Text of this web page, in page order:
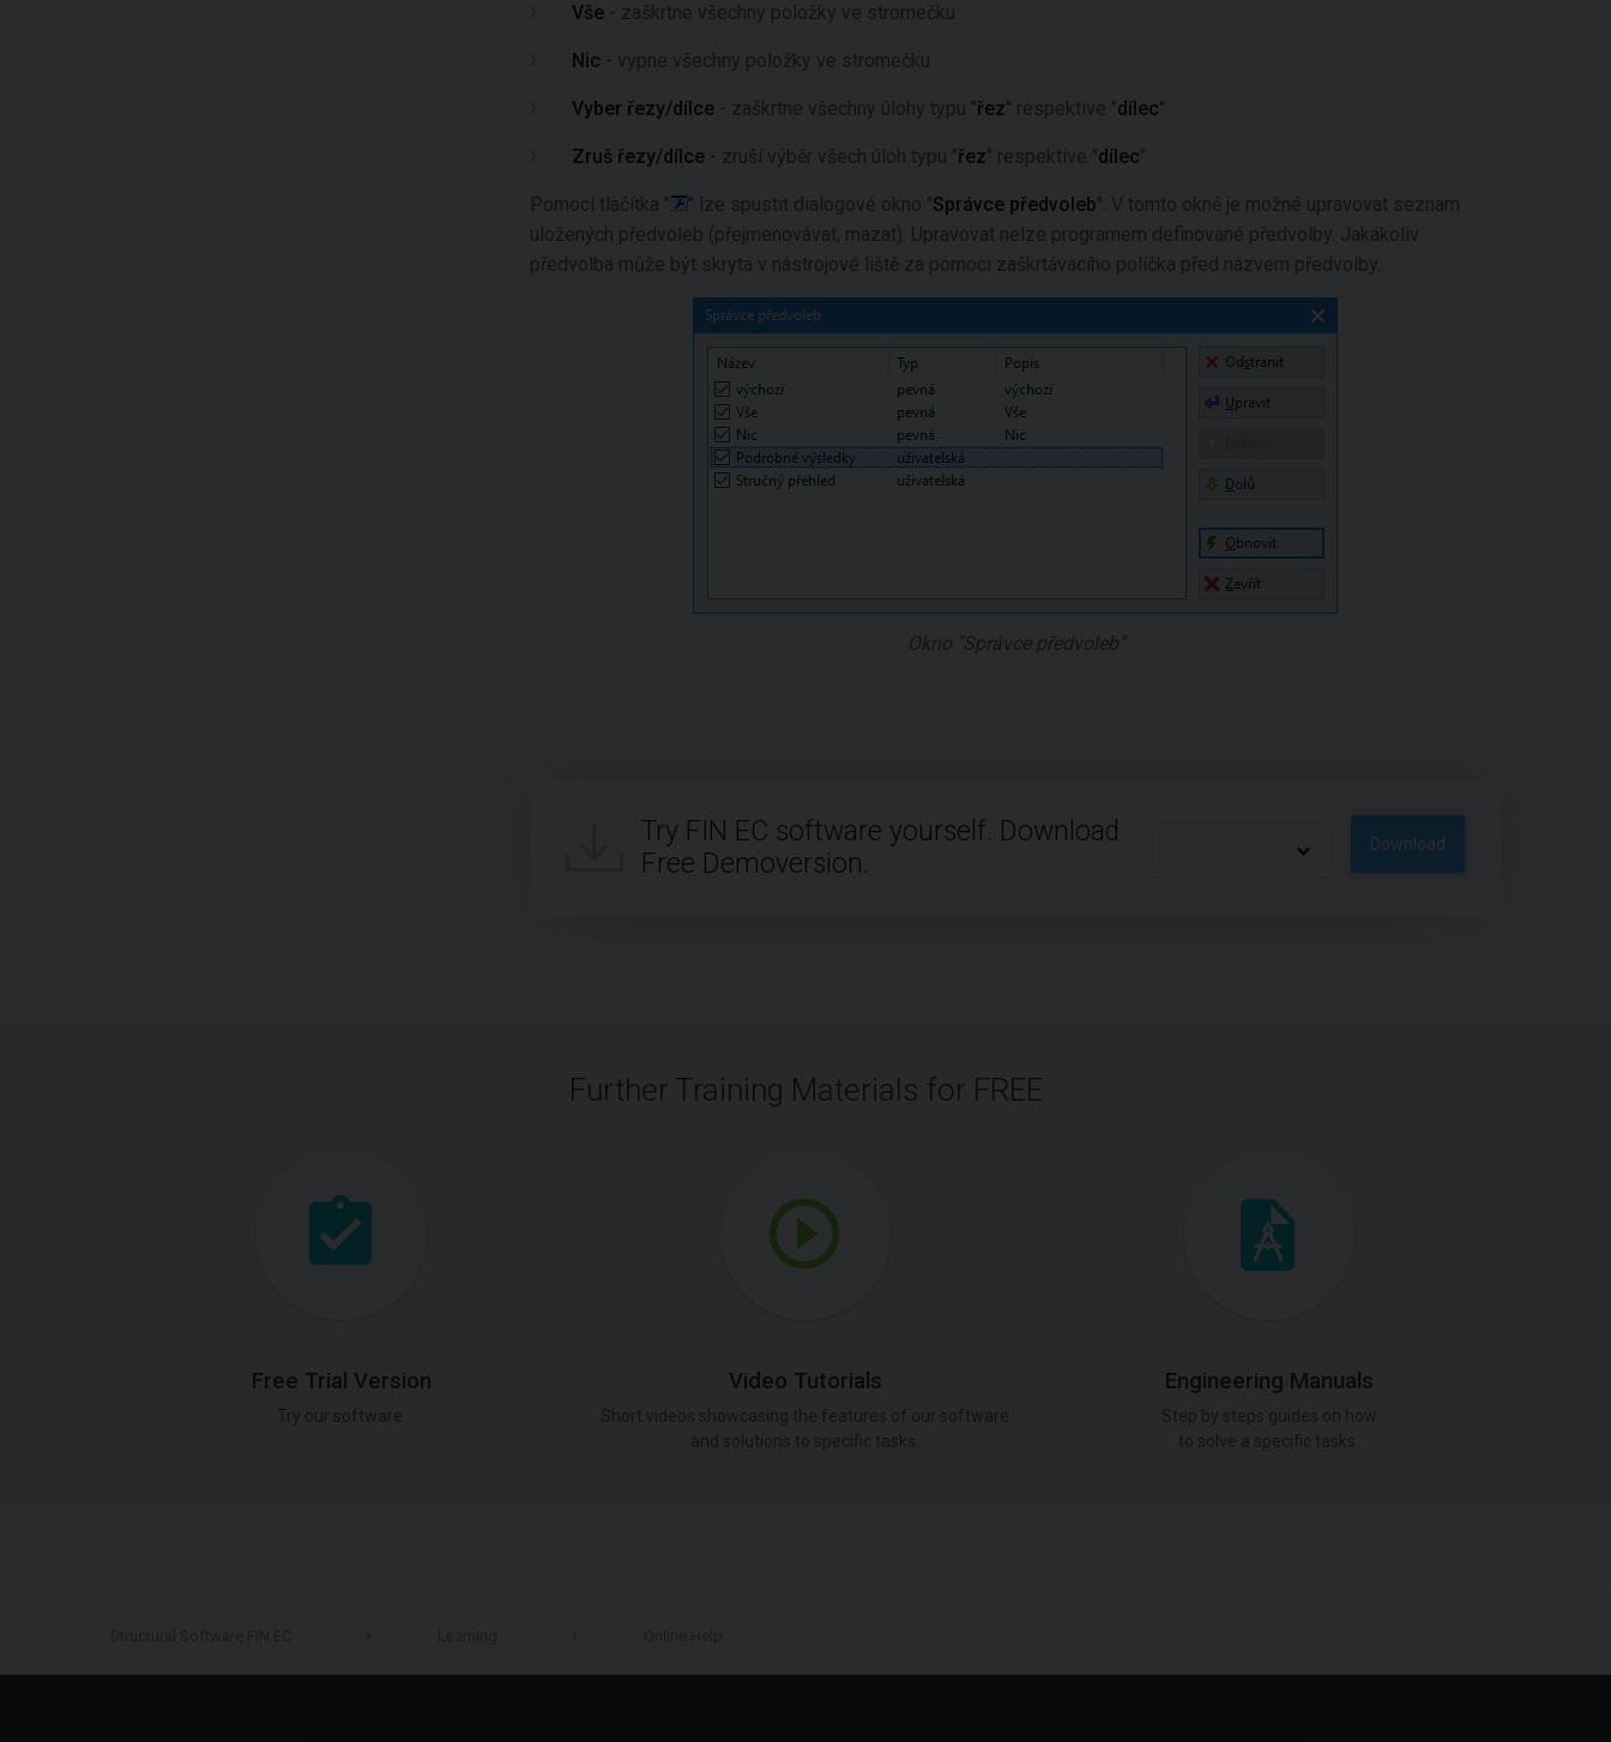
Vše - zaškrtne všechny položky ve stromečku
Nic - vypne všechny položky ve stromečku
Vyber řezy/dílce - zaškrtne všechny úlohy typu "řez" respektive "dílec"
Zruš řezy/dílce - zruší výběr všech úloh typu "řez" respektive "dílec"
Pomocí tlačítka " " lze spustit dialogové okno "Správce předvoleb". V tomto okně je možné upravovat seznam
uložených předvoleb (přejmenovávat, mazat). Upravovat nelze programem definované předvolby. Jakákoliv
předvolba může být skryta v nástrojové liště za pomoci zaškrtávacího políčka před názvem předvolby.
Okno "Správce předvoleb"
Try FIN EC software yourself. Download
Free Demoversion.
Download
Further Training Materials for FREE
Free Trial Version Video Tutorials Engineering Manuals